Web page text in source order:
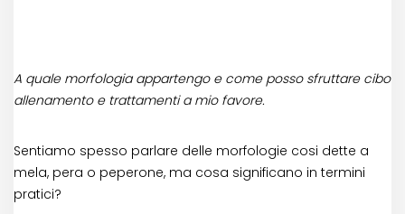
A quale morfologia appartengo e come posso sfruttare cibo
allenamento e trattamenti a mio favore.
Sentiamo spesso parlare delle morfologie cosi dette a
mela, pera o peperone, ma cosa significano in termini
pratici?